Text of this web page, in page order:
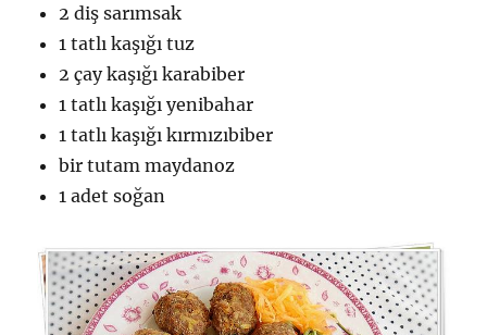
2 diş sarımsak
1 tatlı kaşığı tuz
2 çay kaşığı karabiber
1 tatlı kaşığı yenibahar
1 tatlı kaşığı kırmızıbiber
bir tutam maydanoz
1 adet soğan